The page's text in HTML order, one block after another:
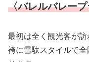
〈バレルバレー
最初は全く観光客が
袴に雪駄スタイルで